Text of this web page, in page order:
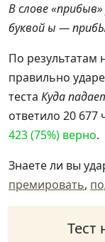
В слове
буквой ы —
По результатам
правильно
теста Куда
ответило 20 677
423 (75%) верно.
Знаете ли вы
премировать,
Тест